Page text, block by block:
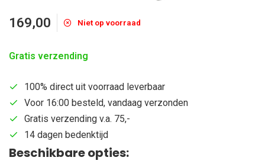
169,00 Niet op voorraad
Gratis verzending
100% direct uit voorraad leverbaar
Voor 16:00 besteld, vandaag verzonden
Gratis verzending v.a. 75,-
14 dagen bedenktijd
Beschikbare opties: